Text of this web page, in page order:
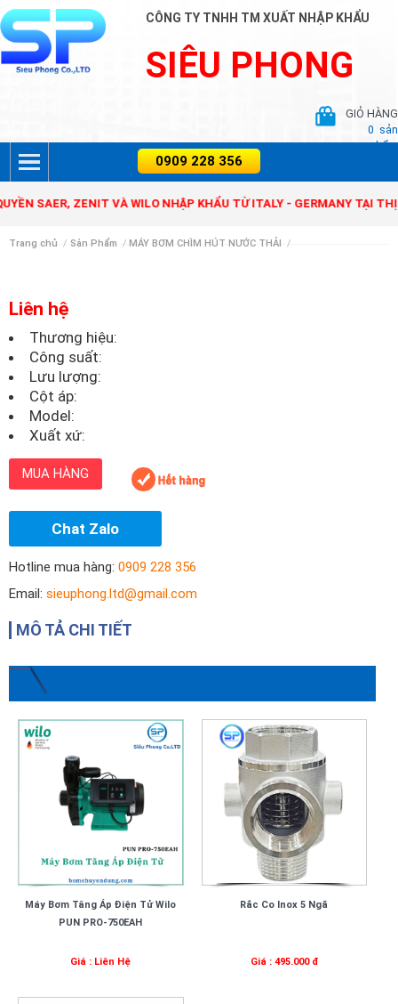
CÔNG TY TNHH TM XUẤT NHẬP KHẨU
SIÊU PHONG
GIỎ HÀNG
0 sản
phẩm
SAER, ZENIT VÀ WILO NHẬP KHẨU TỪ ITALY - GERMANY TẠI THỊ
Trang chủ / Sản Phẩm / MÁY BƠM CHÌM HÚT NƯỚC THẢI /
Liên hệ
Thương hiệu:
Công suất:
Lưu lượng:
Cột áp:
Model:
Xuất xứ:
MUA HÀNG
Chat Zalo
Hotline mua hàng: 0909 228 356
Email: sieuphong.ltd@gmail.com
MÔ TẢ CHI TIẾT
Máy Bơm Tăng Áp Điện Tử Wilo
PUN PRO-750EAH
Giá : Liên Hệ
Rắc Co Inox 5 Ngã
Giá : 495.000 đ